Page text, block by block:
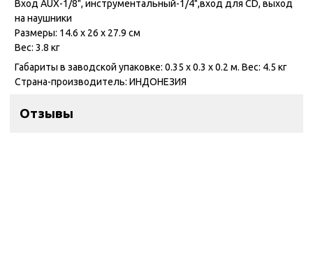
Вход AUX-1/8", инструментальный-1/4",вход для CD, выход
на наушники
Размеры: 14.6 х 26 х 27.9 см
Вес: 3.8 кг
Габариты в заводской упаковке: 0.35 x 0.3 x 0.2 м. Вес: 4.5 кг
Страна-производитель: ИНДОНЕЗИЯ
Отзывы